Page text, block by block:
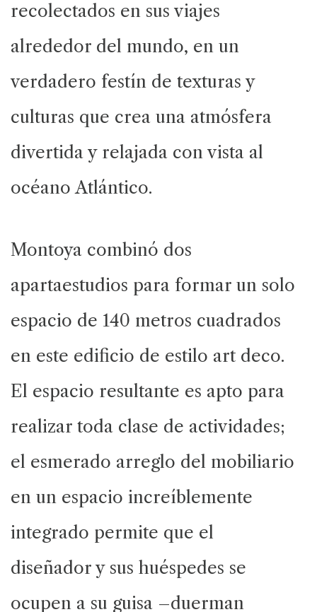
recolectados en sus viajes
alrededor del mundo, en un
verdadero festín de texturas y
culturas que crea una atmósfera
divertida y relajada con vista al
océano Atlántico.
Montoya combinó dos
apartaestudios para formar un solo
espacio de 140 metros cuadrados
en este edificio de estilo art deco.
El espacio resultante es apto para
realizar toda clase de actividades;
el esmerado arreglo del mobiliario
en un espacio increíblemente
integrado permite que el
diseñador y sus huéspedes se
ocupen a su guisa –duerman